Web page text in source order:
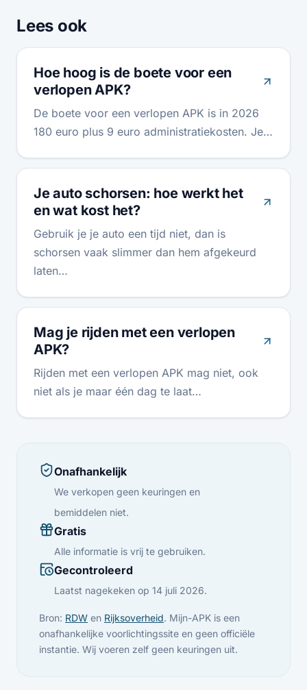
Lees ook
Hoe hoog is de boete voor een
verlopen APK?
De boete voor een verlopen APK is in 2026
180 euro plus 9 euro administratiekosten. Je…
Je auto schorsen: hoe werkt het
en wat kost het?
Gebruik je je auto een tijd niet, dan is
schorsen vaak slimmer dan hem afgekeurd
laten…
Mag je rijden met een verlopen
APK?
Rijden met een verlopen APK mag niet, ook
niet als je maar één dag te laat…
Onafhankelijk
We verkopen geen keuringen en
bemiddelen niet.
Gratis
Alle informatie is vrij te gebruiken.
Gecontroleerd
Laatst nagekeken op 14 juli 2026.
Bron: RDW en Rijksoverheid. Mijn-APK is een
onafhankelijke voorlichtingssite en geen officiële
instantie. Wij voeren zelf geen keuringen uit.